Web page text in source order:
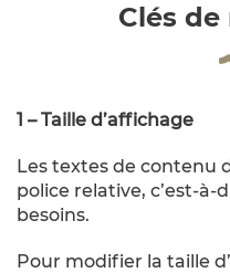
Clés
1 – Taille d’affichage
Les textes de contenu
police relative, c’est-à-
besoins.
Pour modifier la taille